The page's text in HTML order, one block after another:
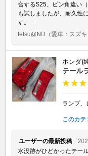
合するS25、ピン角違い
も試しましたが、耐久性
す。 ...
tetsu@ND （愛車：スズ
ホンダ(
テール
ランプ、
このカテ
ユーザーの最新投稿
水没跡がひどかったテー